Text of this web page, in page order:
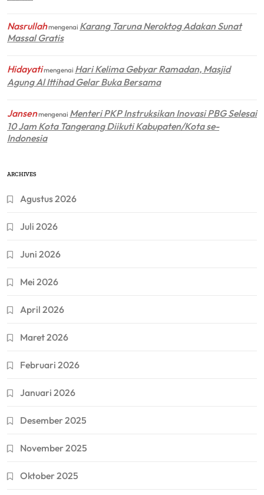
Nasrullahmengenai Karang Taruna Neroktog Adakan Sunat
Massal Gratis
Hidayatimengenai Hari Kelima Gebyar Ramadan, Masjid
Agung Al Ittihad Gelar Buka Bersama
Jansenmengenai Menteri PKP Instruksikan Inovasi PBG Selesai
10 Jam Kota Tangerang Diikuti Kabupaten/Kota se-
Indonesia
ARCHIVES
Agustus 2026
Juli 2026
Juni 2026
Mei 2026
April 2026
Maret 2026
Februari 2026
Januari 2026
Desember 2025
November 2025
Oktober 2025